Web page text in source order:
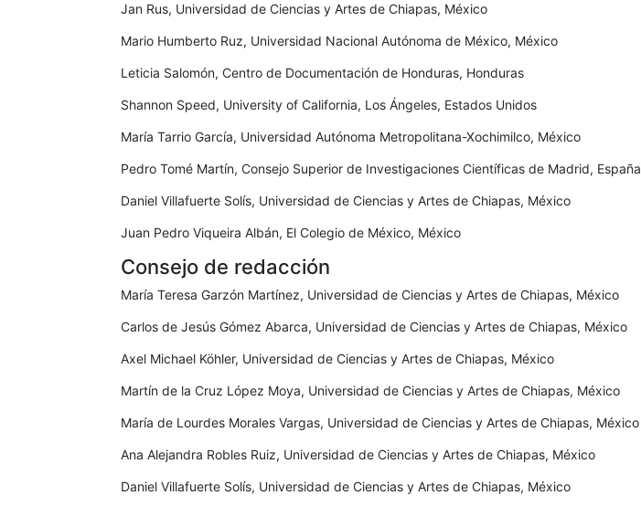
Jan Rus, Universidad de Ciencias y Artes de Chiapas, México
Mario Humberto Ruz, Universidad Nacional Autónoma de México, México
Leticia Salomón, Centro de Documentación de Honduras, Honduras
Shannon Speed, University of California, Los Ángeles, Estados Unidos
María Tarrio García, Universidad Autónoma Metropolitana-Xochimilco, México
Pedro Tomé Martín, Consejo Superior de Investigaciones Científicas de Madrid, España
Daniel Villafuerte Solís, Universidad de Ciencias y Artes de Chiapas, México
Juan Pedro Viqueira Albán, El Colegio de México, México
Consejo de redacción
María Teresa Garzón Martínez, Universidad de Ciencias y Artes de Chiapas, México
Carlos de Jesús Gómez Abarca, Universidad de Ciencias y Artes de Chiapas, México
Axel Michael Köhler, Universidad de Ciencias y Artes de Chiapas, México
Martín de la Cruz López Moya, Universidad de Ciencias y Artes de Chiapas, México
María de Lourdes Morales Vargas, Universidad de Ciencias y Artes de Chiapas, México
Ana Alejandra Robles Ruiz, Universidad de Ciencias y Artes de Chiapas, México
Daniel Villafuerte Solís, Universidad de Ciencias y Artes de Chiapas, México